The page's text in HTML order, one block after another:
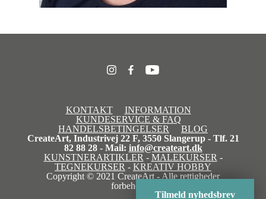
KONTAKT
INFORMATION
KUNDESERVICE & FAQ
HANDELSBETINGELSER
BLOG
CreateArt, Industrivej 22 F, 3550 Slangerup - Tlf. 21
82 88 28 - Mail: info@createart.dk
KUNSTNERARTIKLER - MALEKURSER -
TEGNEKURSER - KREATIV HOBBY
Copyright © 2021 CreateArt - Alle rettigheder
forbeholdes
Tilmeld nyhedsbrev